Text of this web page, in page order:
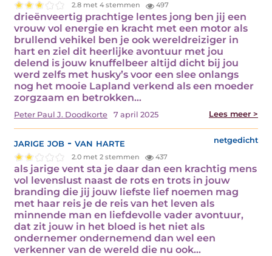
2.8 met 4 stemmen 497
drieënveertig prachtige lentes jong ben jij een
vrouw vol energie en kracht met een motor als
brullend vehikel ben je ook wereldreiziger in
hart en ziel dit heerlijke avontuur met jou
delend is jouw knuffelbeer altijd dicht bij jou
werd zelfs met husky’s voor een slee onlangs
nog het mooie Lapland verkend als een moeder
zorgzaam en betrokken…
Peter Paul J. Doodkorte 7 april 2025 Lees meer >
jarige job - van harte netgedicht
2.0 met 2 stemmen 437
als jarige vent sta je daar dan een krachtig mens
vol levenslust naast de rots en trots in jouw
branding die jij jouw liefste lief noemen mag
met haar reis je de reis van het leven als
minnende man en liefdevolle vader avontuur,
dat zit jouw in het bloed is het niet als
ondernemer ondernemend dan wel een
verkenner van de wereld die nu ook…